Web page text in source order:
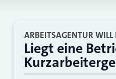
ARBEITSAGENTUR
Liegt eine